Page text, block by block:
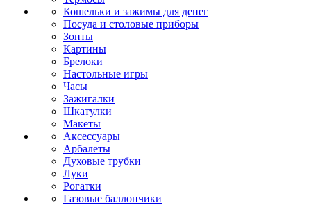
Кошельки и зажимы для денег
Посуда и столовые приборы
Зонты
Картины
Брелоки
Настольные игры
Часы
Зажигалки
Шкатулки
Макеты
Аксессуары
Арбалеты
Духовые трубки
Луки
Рогатки
Газовые баллончики